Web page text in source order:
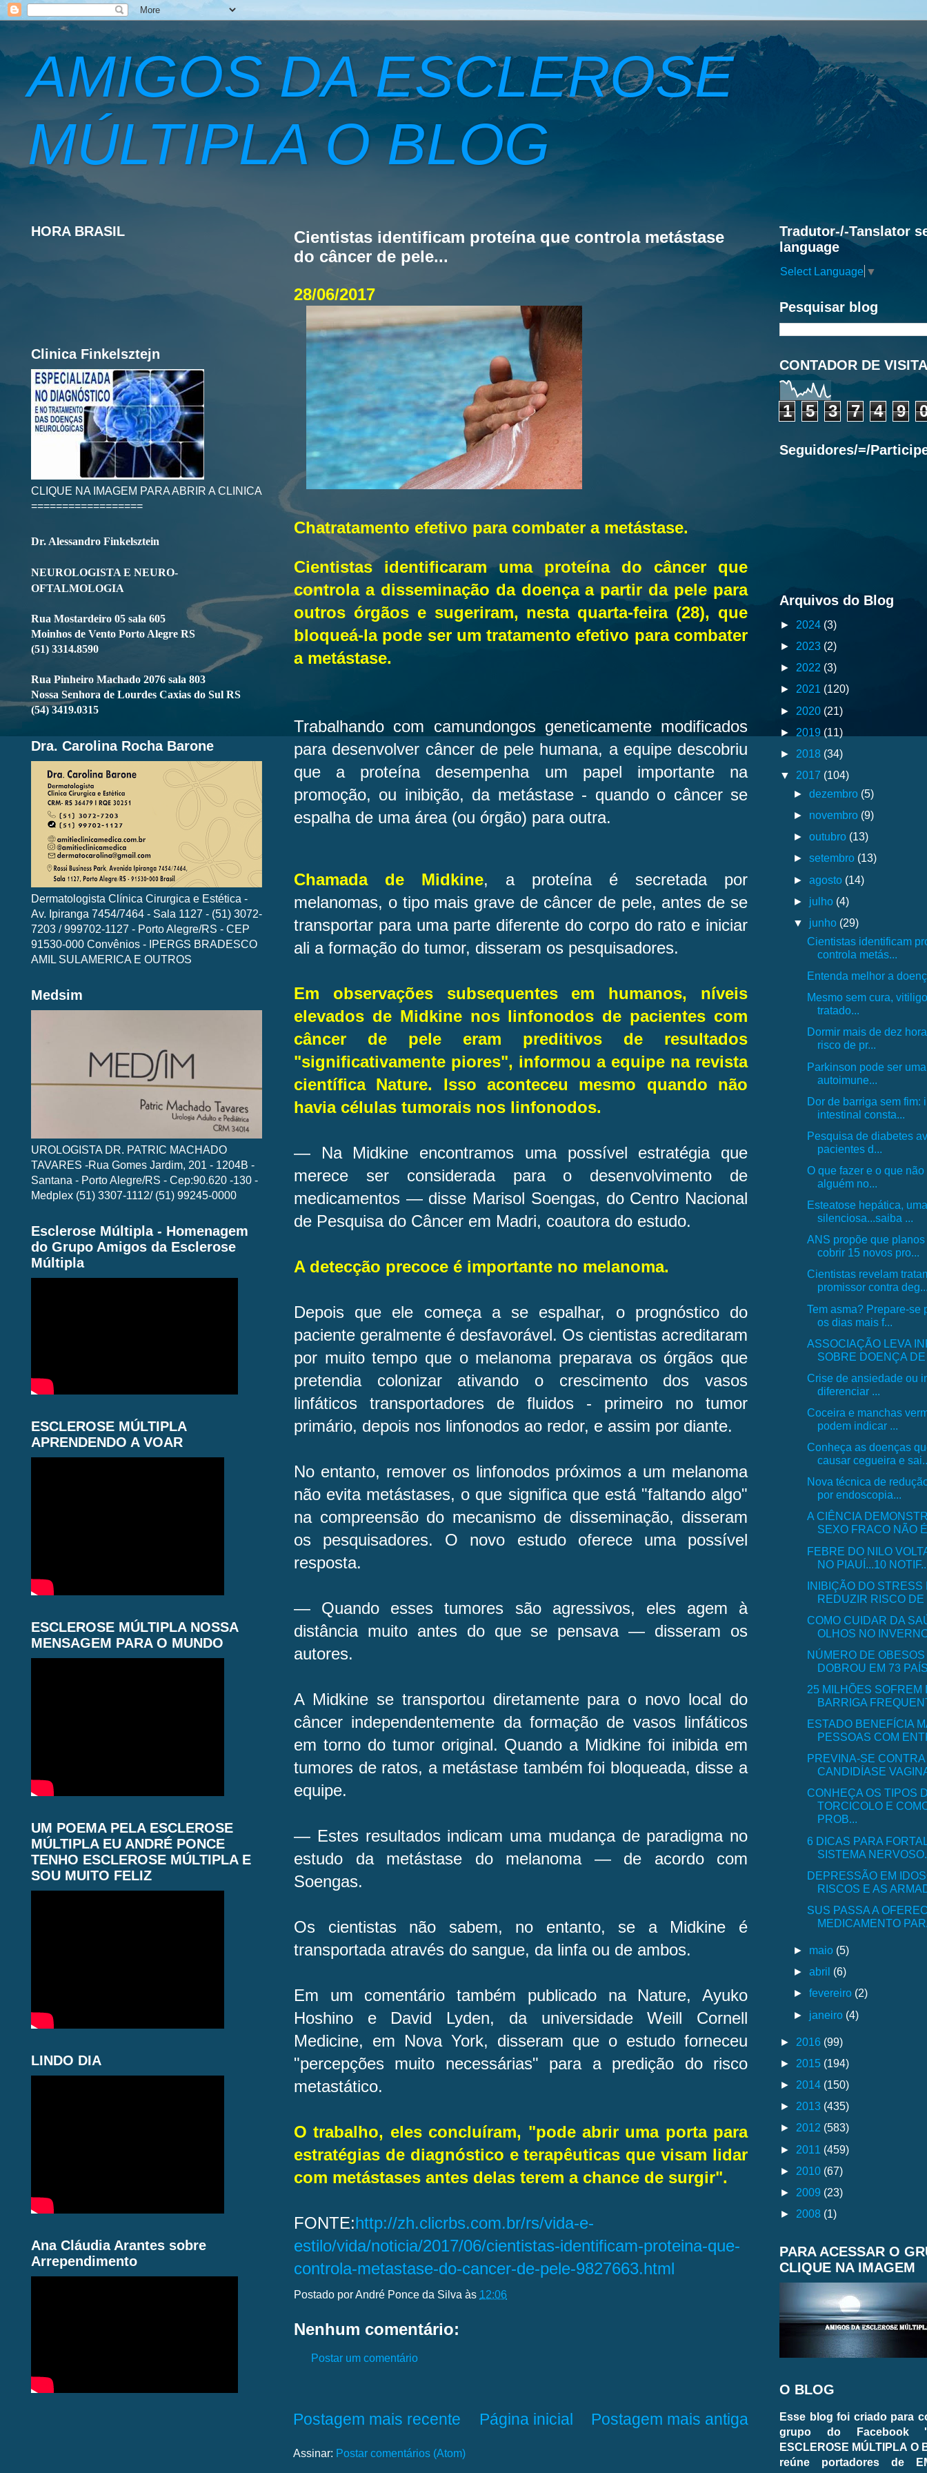
AMIGOS DA ESCLEROSE
MÚLTIPLA O BLOG
Cientistas identificam proteína que controla metástase
do câncer de pele...
28/06/2017
Chatratamento efetivo para combater a metástase.
Cientistas identificaram uma proteína do câncer que
controla a disseminação da doença a partir da pele para
outros órgãos e sugeriram, nesta quarta-feira (28), que
bloqueá-la pode ser um tratamento efetivo para combater
a metástase.
Trabalhando com camundongos geneticamente modificados
para desenvolver câncer de pele humana, a equipe descobriu
que a proteína desempenha um papel importante na
promoção, ou inibição, da metástase - quando o câncer se
espalha de uma área (ou órgão) para outra.
Chamada de Midkine, a proteína é secretada por
melanomas, o tipo mais grave de câncer de pele, antes de se
transportar para uma parte diferente do corpo do rato e iniciar
ali a formação do tumor, disseram os pesquisadores.
Em observações subsequentes em humanos, níveis
elevados de Midkine nos linfonodos de pacientes com
câncer de pele eram preditivos de resultados
"significativamente piores", informou a equipe na revista
científica Nature. Isso aconteceu mesmo quando não
havia células tumorais nos linfonodos.
— Na Midkine encontramos uma possível estratégia que
merece ser considerada para o desenvolvimento de
medicamentos — disse Marisol Soengas, do Centro Nacional
de Pesquisa do Câncer em Madri, coautora do estudo.
A detecção precoce é importante no melanoma.
Depois que ele começa a se espalhar, o prognóstico do
paciente geralmente é desfavorável. Os cientistas acreditaram
por muito tempo que o melanoma preparava os órgãos que
pretendia colonizar ativando o crescimento dos vasos
linfáticos transportadores de fluidos - primeiro no tumor
primário, depois nos linfonodos ao redor, e assim por diante.
No entanto, remover os linfonodos próximos a um melanoma
não evita metástases, o que significa que está "faltando algo"
na compreensão do mecanismo de disseminação, disseram
os pesquisadores. O novo estudo oferece uma possível
resposta.
— Quando esses tumores são agressivos, eles agem à
distância muito antes do que se pensava — disseram os
autores.
A Midkine se transportou diretamente para o novo local do
câncer independentemente da formação de vasos linfáticos
em torno do tumor original. Quando a Midkine foi inibida em
tumores de ratos, a metástase também foi bloqueada, disse a
equipe.
— Estes resultados indicam uma mudança de paradigma no
estudo da metástase do melanoma — de acordo com
Soengas.
Os cientistas não sabem, no entanto, se a Midkine é
transportada através do sangue, da linfa ou de ambos.
Em um comentário também publicado na Nature, Ayuko
Hoshino e David Lyden, da universidade Weill Cornell
Medicine, em Nova York, disseram que o estudo forneceu
"percepções muito necessárias" para a predição do risco
metastático.
O trabalho, eles concluíram, "pode abrir uma porta para
estratégias de diagnóstico e terapêuticas que visam lidar
com metástases antes delas terem a chance de surgir".
FONTE:http://zh.clicrbs.com.br/rs/vida-e-
estilo/vida/noticia/2017/06/cientistas-identificam-proteina-que-
controla-metastase-do-cancer-de-pele-9827663.html
Postado por André Ponce da Silva às 12:06
Nenhum comentário:
Postar um comentário
Postagem mais recente Postagem mais antiga
Página inicial
Assinar: Postar comentários (Atom)
HORA BRASIL
Clinica Finkelsztejn
CLIQUE NA IMAGEM PARA ABRIR A CLINICA
==================
Dr. Alessandro Finkelsztein
NEUROLOGISTA E NEURO-
OFTALMOLOGIA
Rua Mostardeiro 05 sala 605
Moinhos de Vento Porto Alegre RS
(51) 3314.8590
Rua Pinheiro Machado 2076 sala 803
Nossa Senhora de Lourdes Caxias do Sul RS
(54) 3419.0315
Dra. Carolina Rocha Barone
Dermatologista Clínica Cirurgica e Estética -
Av. Ipiranga 7454/7464 - Sala 1127 - (51) 3072-
7203 / 999702-1127 - Porto Alegre/RS - CEP
91530-000 Convênios - IPERGS BRADESCO
AMIL SULAMERICA E OUTROS
Medsim
UROLOGISTA DR. PATRIC MACHADO
TAVARES -Rua Gomes Jardim, 201 - 1204B -
Santana - Porto Alegre/RS - Cep:90.620 -130 -
Medplex (51) 3307-1112/ (51) 99245-0000
Esclerose Múltipla - Homenagem
do Grupo Amigos da Esclerose
Múltipla
ESCLEROSE MÚLTIPLA
APRENDENDO A VOAR
ESCLEROSE MÚLTIPLA NOSSA
MENSAGEM PARA O MUNDO
UM POEMA PELA ESCLEROSE
MÚLTIPLA EU ANDRÉ PONCE
TENHO ESCLEROSE MÚLTIPLA E
SOU MUITO FELIZ
LINDO DIA
Ana Cláudia Arantes sobre
Arrependimento
Tradutor-/-Tanslator
language
Select Language ▼
Pesquisar blog
CONTADOR DE
1 5 3 7 4 9
Seguidores/=/
Arquivos do Blog
► 2024 (3)
► 2023 (2)
► 2022 (3)
► 2021 (120)
► 2020 (21)
► 2019 (11)
► 2018 (34)
▼ 2017 (104)
►dezembro (5)
► novembro (9)
►outubro (13)
►setembro (13)
►agosto (14)
► julho (4)
▼ junho (29)
Cientistas identificam
controla metás...
Entenda melhor a
Mesmo sem cura,
tratado...
Dormir mais de dez
risco de pr...
Parkinson pode ser
autoimune...
Dor de barriga sem fim:
intestinal consta...
Pesquisa de diabetes
pacientes d...
O que fazer e o que
alguém no...
Esteatose hepática,
silenciosa...saiba ...
ANS propõe que
cobrir 15 novos pro...
Cientistas revelam
promissor contra
Tem asma? Prepare-se
os dias mais f...
ASSOCIAÇÃO LEVA
SOBRE DOENÇA
Crise de ansiedade ou
diferenciar ...
Coceira e manchas
podem indicar ...
Conheça as doenças
causar cegueira e
Nova técnica de
por endoscopia...
A CIÊNCIA
SEXO FRACO NÃO
FEBRE DO NILO
NO PIAUÍ...10
INIBIÇÃO DO STRESS
REDUZIR RISCO
COMO CUIDAR DA
OLHOS NO
NÚMERO DE
DOBROU EM 73
25 MILHÕES SOFREM
BARRIGA
ESTADO BENEFÍCIA
PESSOAS COM
PREVINA-SE CONTRA
CANDIDÍASE
CONHEÇA OS TIPOS
TORCICOLO E
PROB...
6 DICAS PARA
SISTEMA
DEPRESSÃO EM
RISCOS E AS
SUS PASSA A
MEDICAMENTO
► maio (5)
►abril (6)
►fevereiro (2)
► janeiro (4)
► 2016 (99)
► 2015 (194)
► 2014 (150)
► 2013 (435)
► 2012 (583)
► 2011 (459)
► 2010 (67)
► 2009 (23)
► 2008 (1)
PARA ACESSAR O
CLIQUE NA IMAGEM
O BLOG
Esse blog foi criado para
grupo do Facebook
ESCLEROSE MÚLTIPLA O
reúne portadores de